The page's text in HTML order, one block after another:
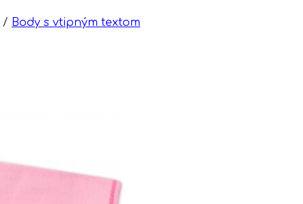
/ Body s vtipným textom